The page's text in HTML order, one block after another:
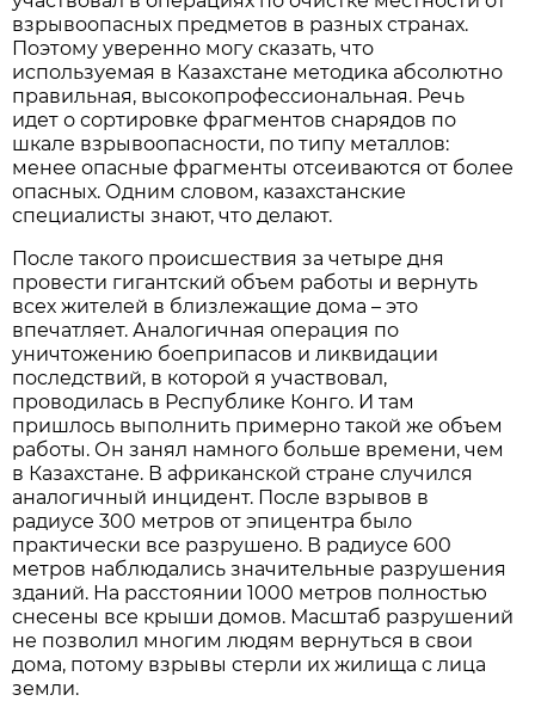
взрывоопасных предметов в разных странах.
Поэтому уверенно могу сказать, что
используемая в Казахстане методика абсолютно
правильная, высокопрофессиональная. Речь
идет о сортировке фрагментов снарядов по
шкале взрывоопасности, по типу металлов:
менее опасные фрагменты отсеиваются от более
опасных. Одним словом, казахстанские
специалисты знают, что делают.
После такого происшествия за четыре дня
провести гигантский объем работы и вернуть
всех жителей в близлежащие дома – это
впечатляет. Аналогичная операция по
уничтожению боеприпасов и ликвидации
последствий, в которой я участвовал,
проводилась в Республике Конго. И там
пришлось выполнить примерно такой же объем
работы. Он занял намного больше времени, чем
в Казахстане. В африканской стране случился
аналогичный инцидент. После взрывов в
радиусе 300 метров от эпицентра было
практически все разрушено. В радиусе 600
метров наблюдались значительные разрушения
зданий. На расстоянии 1000 метров полностью
снесены все крыши домов. Масштаб разрушений
не позволил многим людям вернуться в свои
дома, потому взрывы стерли их жилища с лица
земли.